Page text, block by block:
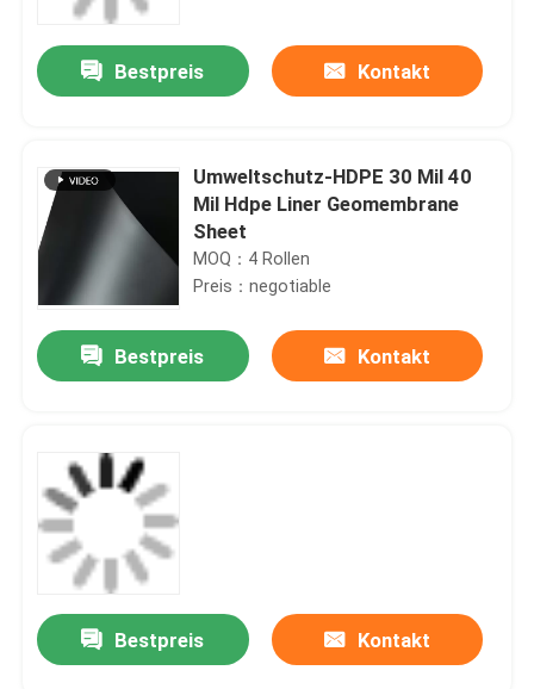
Bestpreis Kontakt
Umweltschutz-HDPE 30 Mil 40
Mil Hdpe Liner Geomembrane
Sheet
MOQ：4 Rollen
Preis：negotiable
Bestpreis Kontakt
Bestpreis Kontakt